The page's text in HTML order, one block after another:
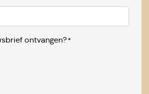
ontvangen? *